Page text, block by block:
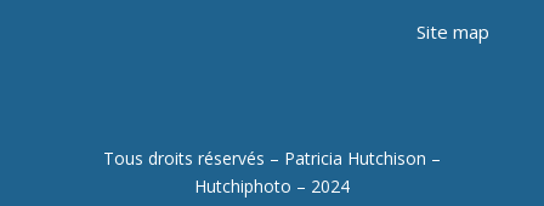
Site map
Tous droits réservés – Patricia Hutchison –
Hutchiphoto – 2024